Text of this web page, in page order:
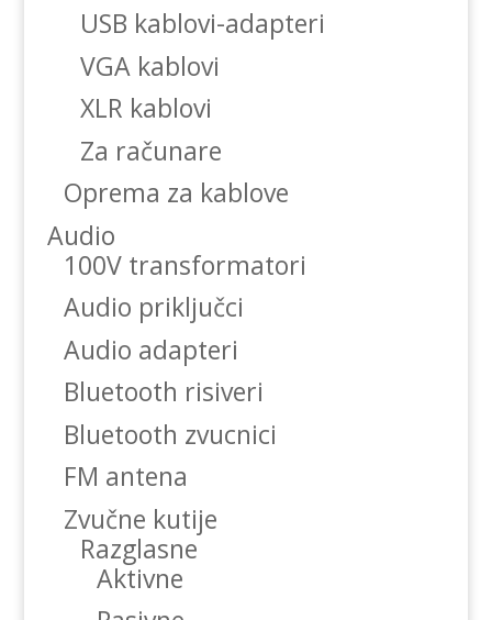
USB kablovi-adapteri
VGA kablovi
XLR kablovi
Za računare
Oprema za kablove
Audio
100V transformatori
Audio priključci
Audio adapteri
Bluetooth risiveri
Bluetooth zvucnici
FM antena
Zvučne kutije
Razglasne
Aktivne